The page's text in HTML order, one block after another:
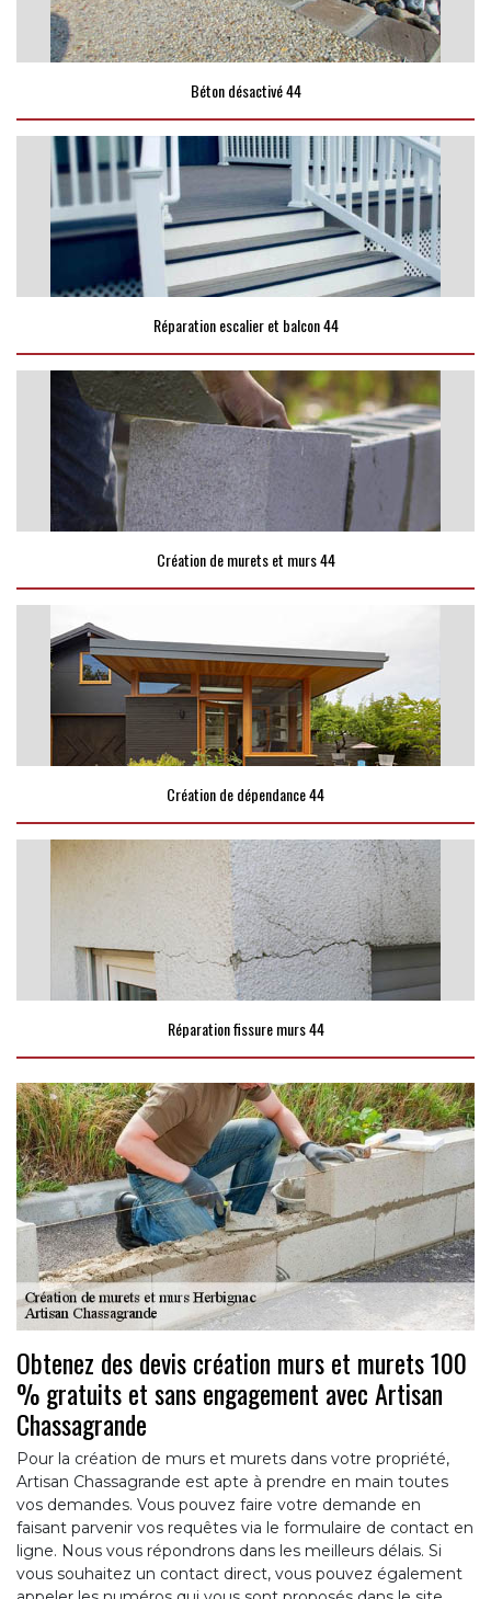
Béton désactivé 44
Réparation escalier et balcon 44
Création de murets et murs 44
Création de dépendance 44
Réparation fissure murs 44
Obtenez des devis création murs et murets 100
% gratuits et sans engagement avec Artisan
Chassagrande
Pour la création de murs et murets dans votre propriété,
Artisan Chassagrande est apte à prendre en main toutes
vos demandes. Vous pouvez faire votre demande en
faisant parvenir vos requêtes via le formulaire de contact en
ligne. Nous vous répondrons dans les meilleurs délais. Si
vous souhaitez un contact direct, vous pouvez également